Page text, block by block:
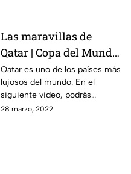
Las maravillas de
Qatar | Copa del Mundo
2022
Qatar es uno de los países más
lujosos del mundo. En el
siguiente video, podrás
visualizar los lujos que hay en
28 marzo, 2022